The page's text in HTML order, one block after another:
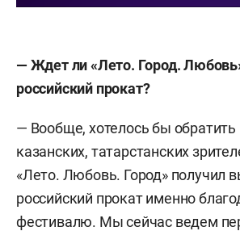
— Ждет ли «Лето. Город.
российский прокат?
— Вообще, хотелось бы
казанских, татарстанских
«Лето. Любовь. Город» получил
российский прокат именно
фестивалю. Мы сейчас ведем